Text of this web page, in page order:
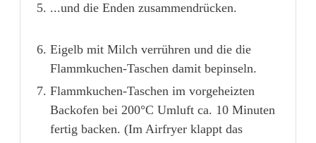
...und die Enden zusammendrücken.
Eigelb mit Milch verrühren und die die
Flammkuchen-Taschen damit bepinseln.
Flammkuchen-Taschen im vorgeheizten
Backofen bei 200°C Umluft ca. 10 Minuten
fertig backen. (Im Airfryer klappt das